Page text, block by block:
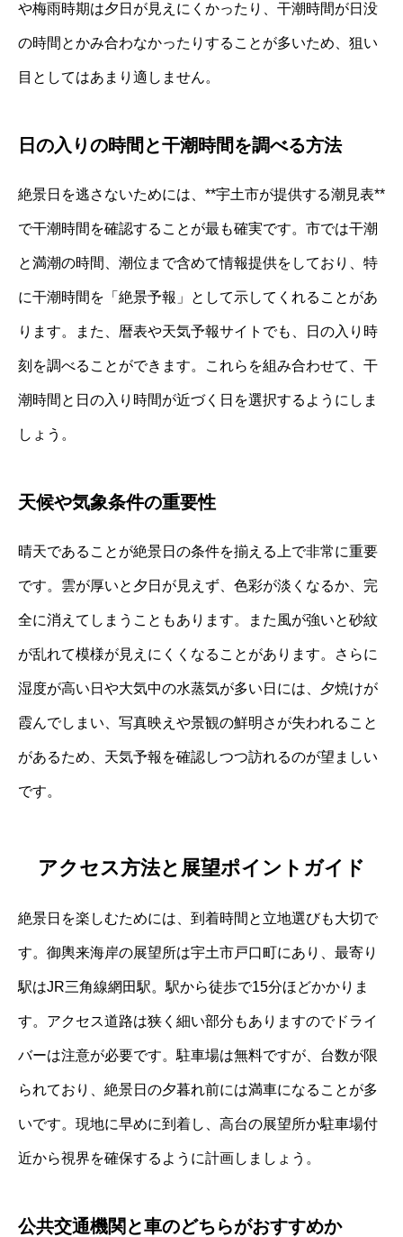
や梅雨時期は夕日が見えにくかったり、干潮時間が日没
の時間とかみ合わなかったりすることが多いため、狙い
目としてはあまり適しません。
日の入りの時間と干潮時間を調べる方法
絶景日を逃さないためには、**宇土市が提供する潮見表**
で干潮時間を確認することが最も確実です。市では干潮
と満潮の時間、潮位まで含めて情報提供をしており、特
に干潮時間を「絶景予報」として示してくれることがあ
ります。また、暦表や天気予報サイトでも、日の入り時
刻を調べることができます。これらを組み合わせて、干
潮時間と日の入り時間が近づく日を選択するようにしま
しょう。
天候や気象条件の重要性
晴天であることが絶景日の条件を揃える上で非常に重要
です。雲が厚いと夕日が見えず、色彩が淡くなるか、完
全に消えてしまうこともあります。また風が強いと砂紋
が乱れて模様が見えにくくなることがあります。さらに
湿度が高い日や大気中の水蒸気が多い日には、夕焼けが
霞んでしまい、写真映えや景観の鮮明さが失われること
があるため、天気予報を確認しつつ訪れるのが望ましい
です。
アクセス方法と展望ポイントガイド
絶景日を楽しむためには、到着時間と立地選びも大切で
す。御輿来海岸の展望所は宇土市戸口町にあり、最寄り
駅はJR三角線網田駅。駅から徒歩で15分ほどかかりま
す。アクセス道路は狭く細い部分もありますのでドライ
バーは注意が必要です。駐車場は無料ですが、台数が限
られており、絶景日の夕暮れ前には満車になることが多
いです。現地に早めに到着し、高台の展望所か駐車場付
近から視界を確保するように計画しましょう。
公共交通機関と車のどちらがおすすめか